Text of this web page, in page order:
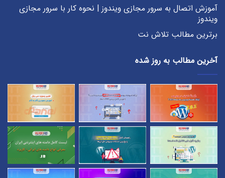
آموزش اتصال به سرور مجازی ویندوز | نحوه کار با سرور مجازی
ویندوز
برترین مطالب تلاش نت
آخرین مطالب به روز شده